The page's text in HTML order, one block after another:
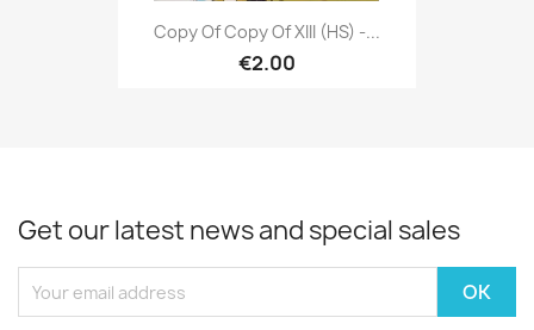
Copy Of Copy Of XIII (HS) -...
€2.00
Get our latest news and special sales